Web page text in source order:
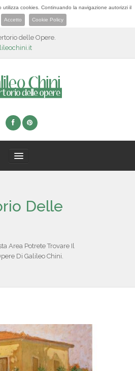
utilizza cookies. Continuando la navigazione autorizzi il
Accetto Cookie Policy
delle Opere.
Delle
Area Potrete Trovare Il
Di Galileo Chini.